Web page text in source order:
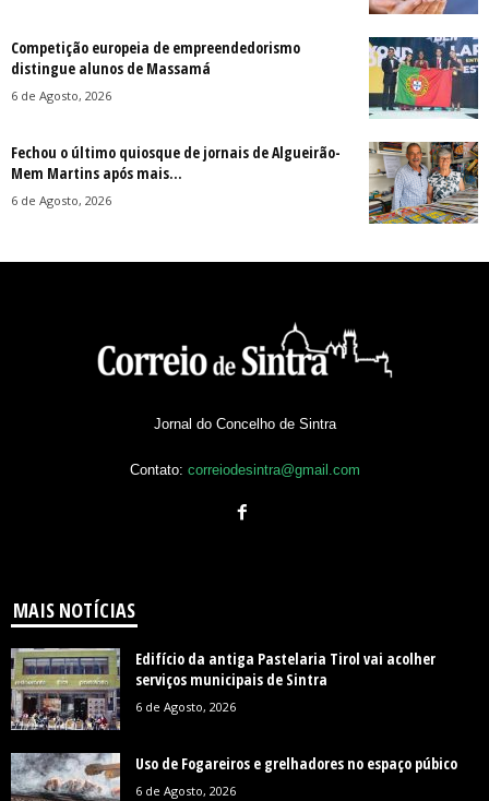
Competição europeia de empreendedorismo
distingue alunos de Massamá
6 de Agosto, 2026
Fechou o último quiosque de jornais de Algueirão-
Mem Martins após mais...
6 de Agosto, 2026
Jornal do Concelho de Sintra
Contato: correiodesintra@gmail.com
MAIS NOTÍCIAS
Edifício da antiga Pastelaria Tirol vai acolher
serviços municipais de Sintra
6 de Agosto, 2026
Uso de Fogareiros e grelhadores no espaço púbico
6 de Agosto, 2026